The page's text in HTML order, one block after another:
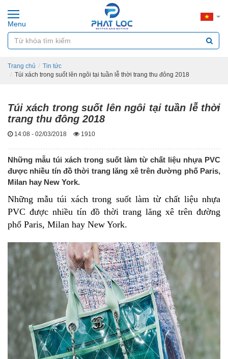
Menu
Trang chủ
Tin tức
Túi xách trong suốt lên ngôi tại tuần lễ thời trang thu đông 2018
Túi xách trong suốt lên ngôi tại tuần lễ thời
trang thu đông 2018
14:08 - 02/03/2018 1910
Những mẫu túi xách trong suốt làm từ chất liệu nhựa PVC
được nhiều tín đồ thời trang lăng xê trên đường phố Paris,
Milan hay New York.
Những mẫu túi xách trong suốt làm từ chất liệu nhựa
PVC được nhiều tín đồ thời trang lăng xê trên đường
phố Paris, Milan hay New York.